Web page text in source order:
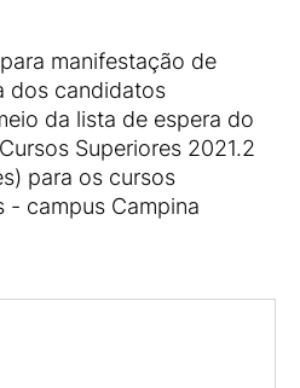
manifestação de
dos candidatos
da lista de espera do
Superiores 2021.2
para os cursos
- campus Campina